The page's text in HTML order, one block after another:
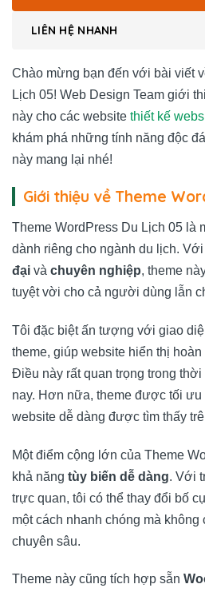
LIÊN HỆ NHANH
Chào mừng bạn đến với bài viết
Lịch 05! Web Design Team giới
này cho các website thiết kế
khám phá những tính năng độc
này mang lại nhé!
Giới thiệu về Theme
Theme WordPress Du Lịch 05 là
dành riêng cho ngành du lịch.
đại và chuyên nghiệp, theme
tuyệt vời cho cả người dùng lẫn
Tôi đặc biệt ấn tượng với giao
theme, giúp website hiển thị
Điều này rất quan trọng trong
nay. Hơn nữa, theme được tối ưu
website dễ dàng được tìm thấy
Một điểm cộng lớn của Theme
khả năng tùy biến dễ dàng. Với
trực quan, tôi có thể thay đổi bố
một cách nhanh chóng mà
chuyên sâu.
Theme này cũng tích hợp sẵn